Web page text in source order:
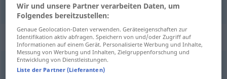
Synonyme für "exigente"
severo,riguroso,estricto,
Wir und unsere Partner verarbeiten Daten, um
Folgendes bereitzustellen:
Genaue Geolocation-Daten verwenden. Geräteeigenschaften zur
Identifikation aktiv abfragen. Speichern von und/oder Zugriff auf
Informationen auf einem Gerät. Personalisierte Werbung und Inhalte,
Messung von Werbung und Inhalten, Zielgruppenforschung und
Entwicklung von Dienstleistungen.
Liste der Partner (Lieferanten)